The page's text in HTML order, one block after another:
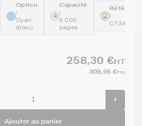
Option
:
Cyan
(bleu)
Capacité
:
6 000
pages
:
258,30 €HT
309,96 €TTC
+
Ajouter au panier